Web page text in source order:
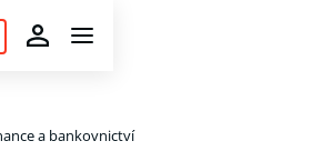
a bankovnictví